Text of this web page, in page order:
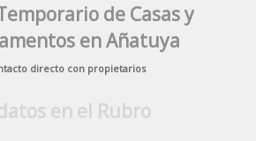
de Casas y
en Añatuya
directo con propietarios
en el Rubro